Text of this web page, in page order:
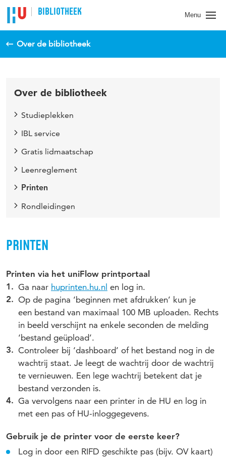
BIBLIOTHEEK Menu
Over de bibliotheek
Over de bibliotheek
Studieplekken
IBL service
Gratis lidmaatschap
Leenreglement
Printen
Rondleidingen
PRINTEN
Printen via het uniFlow printportaal
Ga naar huprinten.hu.nl en log in.
Op de pagina ‘beginnen met afdrukken’ kun je
een bestand van maximaal 100 MB uploaden. Rechts
in beeld verschijnt na enkele seconden de melding
‘bestand geüpload’.
Controleer bij ‘dashboard’ of het bestand nog in de
wachtrij staat. Je leegt de wachtrij door de wachtrij
te vernieuwen. Een lege wachtrij betekent dat je
bestand verzonden is.
Ga vervolgens naar een printer in de HU en log in
met een pas of HU-inloggegevens.
Gebruik je de printer voor de eerste keer?
Log in door een RIFD geschikte pas (bijv. OV kaart)